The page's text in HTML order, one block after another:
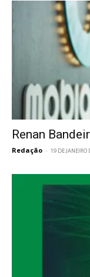
Renan
Redação - 19 DE JANEIRO